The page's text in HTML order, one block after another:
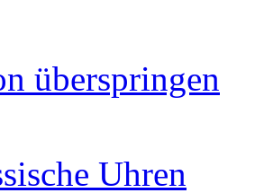
überspringen
Uhren